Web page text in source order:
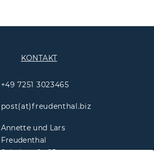
KONTAKT
+49 7251 3023465
post(at)freudenthal.biz
Annette und Lars
Freudenthal
Schulstraße 25